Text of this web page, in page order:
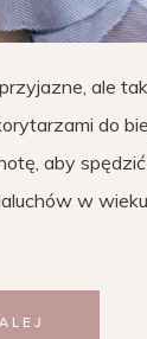
ale
do
aby
w